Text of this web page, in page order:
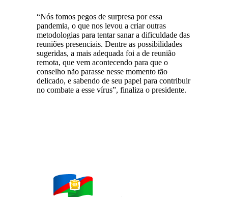
“Nós fomos pegos de surpresa por essa
pandemia, o que nos levou a criar outras
metodologias para tentar sanar a dificuldade das
reuniões presenciais. Dentre as possibilidades
sugeridas, a mais adequada foi a de reunião
remota, que vem acontecendo para que o
conselho não parasse nesse momento tão
delicado, e sabendo de seu papel para contribuir
no combate a esse vírus”, finaliza o presidente.